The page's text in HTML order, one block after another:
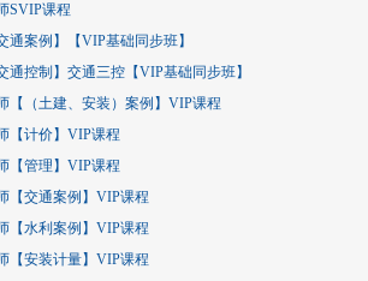
SVIP课程
通案例】【VIP基础同步班】
通控制】交通三控【VIP基础同步班】
【（土建、安装）案例】VIP课程
【计价】VIP课程
【管理】VIP课程
【交通案例】VIP课程
【水利案例】VIP课程
【安装计量】VIP课程